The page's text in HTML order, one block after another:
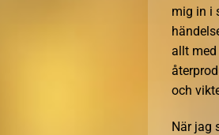
mig in i
allt med
och
När jag